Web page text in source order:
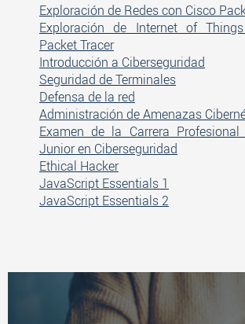
Exploración de Redes con Cisco
Exploración de Internet of
Packet Tracer
Introducción a Ciberseguridad
Seguridad de Terminales
Defensa de la red
Administración de Amenazas
Examen de la Carrera
Junior en Ciberseguridad
Ethical Hacker
JavaScript Essentials 1
JavaScript Essentials 2